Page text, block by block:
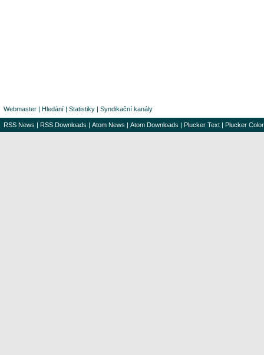
Webmaster | Hledání | Statistiky | Syndikační kanály
RSS News | RSS Downloads | Atom News | Atom Downloads | Plucker Text | Plucker Color